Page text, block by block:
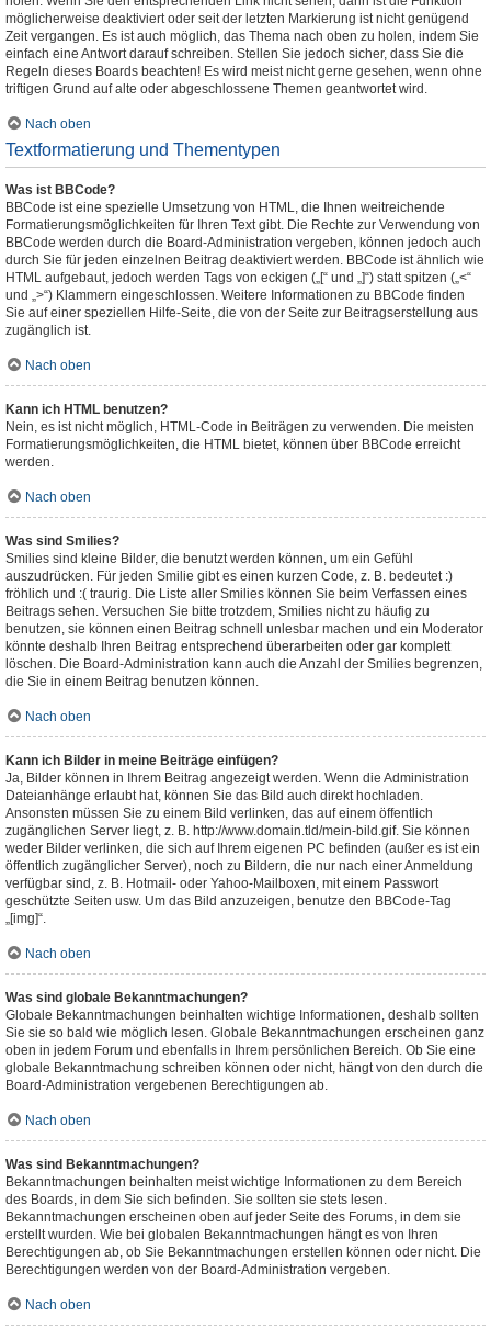
möglicherweise deaktiviert oder seit der letzten Markierung ist nicht genügend
Zeit vergangen. Es ist auch möglich, das Thema nach oben zu holen, indem Sie
einfach eine Antwort darauf schreiben. Stellen Sie jedoch sicher, dass Sie die
Regeln dieses Boards beachten! Es wird meist nicht gerne gesehen, wenn ohne
triftigen Grund auf alte oder abgeschlossene Themen geantwortet wird.
Nach oben
Textformatierung und Thementypen
Was ist BBCode?
BBCode ist eine spezielle Umsetzung von HTML, die Ihnen weitreichende
Formatierungsmöglichkeiten für Ihren Text gibt. Die Rechte zur Verwendung von
BBCode werden durch die Board-Administration vergeben, können jedoch auch
durch Sie für jeden einzelnen Beitrag deaktiviert werden. BBCode ist ähnlich wie
HTML aufgebaut, jedoch werden Tags von eckigen („[“ und „]“) statt spitzen („<“
und „>“) Klammern eingeschlossen. Weitere Informationen zu BBCode finden
Sie auf einer speziellen Hilfe-Seite, die von der Seite zur Beitragserstellung aus
zugänglich ist.
Nach oben
Kann ich HTML benutzen?
Nein, es ist nicht möglich, HTML-Code in Beiträgen zu verwenden. Die meisten
Formatierungsmöglichkeiten, die HTML bietet, können über BBCode erreicht
werden.
Nach oben
Was sind Smilies?
Smilies sind kleine Bilder, die benutzt werden können, um ein Gefühl
auszudrücken. Für jeden Smilie gibt es einen kurzen Code, z. B. bedeutet :)
fröhlich und :( traurig. Die Liste aller Smilies können Sie beim Verfassen eines
Beitrags sehen. Versuchen Sie bitte trotzdem, Smilies nicht zu häufig zu
benutzen, sie können einen Beitrag schnell unlesbar machen und ein Moderator
könnte deshalb Ihren Beitrag entsprechend überarbeiten oder gar komplett
löschen. Die Board-Administration kann auch die Anzahl der Smilies begrenzen,
die Sie in einem Beitrag benutzen können.
Nach oben
Kann ich Bilder in meine Beiträge einfügen?
Ja, Bilder können in Ihrem Beitrag angezeigt werden. Wenn die Administration
Dateianhänge erlaubt hat, können Sie das Bild auch direkt hochladen.
Ansonsten müssen Sie zu einem Bild verlinken, das auf einem öffentlich
zugänglichen Server liegt, z. B. http://www.domain.tld/mein-bild.gif. Sie können
weder Bilder verlinken, die sich auf Ihrem eigenen PC befinden (außer es ist ein
öffentlich zugänglicher Server), noch zu Bildern, die nur nach einer Anmeldung
verfügbar sind, z. B. Hotmail- oder Yahoo-Mailboxen, mit einem Passwort
geschützte Seiten usw. Um das Bild anzuzeigen, benutze den BBCode-Tag
„[img]“.
Nach oben
Was sind globale Bekanntmachungen?
Globale Bekanntmachungen beinhalten wichtige Informationen, deshalb sollten
Sie sie so bald wie möglich lesen. Globale Bekanntmachungen erscheinen ganz
oben in jedem Forum und ebenfalls in Ihrem persönlichen Bereich. Ob Sie eine
globale Bekanntmachung schreiben können oder nicht, hängt von den durch die
Board-Administration vergebenen Berechtigungen ab.
Nach oben
Was sind Bekanntmachungen?
Bekanntmachungen beinhalten meist wichtige Informationen zu dem Bereich
des Boards, in dem Sie sich befinden. Sie sollten sie stets lesen.
Bekanntmachungen erscheinen oben auf jeder Seite des Forums, in dem sie
erstellt wurden. Wie bei globalen Bekanntmachungen hängt es von Ihren
Berechtigungen ab, ob Sie Bekanntmachungen erstellen können oder nicht. Die
Berechtigungen werden von der Board-Administration vergeben.
Nach oben